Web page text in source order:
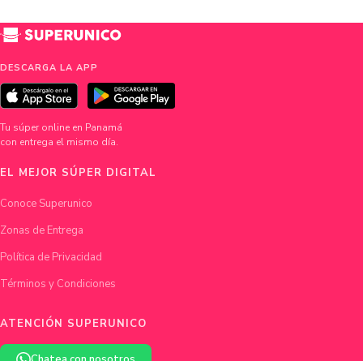
DESCARGA LA APP
Tu súper online en Panamá
con entrega el mismo día.
EL MEJOR SÚPER DIGITAL
Conoce Superunico
Zonas de Entrega
Política de Privacidad
Términos y Condiciones
ATENCIÓN SUPERUNICO